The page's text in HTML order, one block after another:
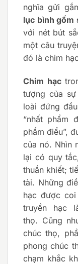
nghĩa gửi
lục bình gốm
với nét bút
một câu
đó là chim
Chim hạc
tượng của
loài đứng
“nhất phẩm
phẩm điểu”,
của nó. Nhìn
lại có quy
thuần khiết;
tài. Những
hạc được coi
truyền hạc
thọ. Cũng
chúc thọ,
phong chúc
chạm khắc